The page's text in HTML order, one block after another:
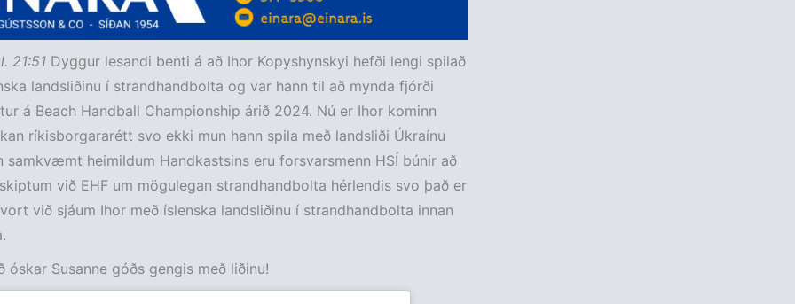
21:51 Dyggur lesandi benti á að Ihor Kopyshynskyi hefði lengi spilað
landsliðinu í strandhandbolta og var hann til að mynda fjórði
á Beach Handball Championship árið 2024. Nú er Ihor kominn
ríkisborgararétt svo ekki mun hann spila með landsliði Úkraínu
samkvæmt heimildum Handkastsins eru forsvarsmenn HSÍ búnir að
við EHF um mögulegan strandhandbolta hérlendis svo það er
við sjáum Ihor með íslenska landsliðinu í strandhandbolta innan
óskar Susanne góðs gengis með liðinu!